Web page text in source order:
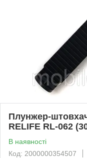
Плунжер-
RELIFE RL-062
В наявності
Код: 2000000354507